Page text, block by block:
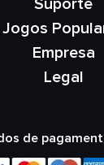
Suporte
Jogos
Empresa
Legal
de